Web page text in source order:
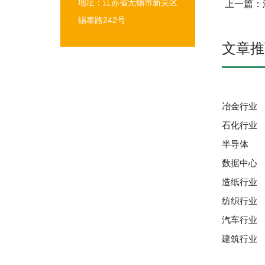
地址：江苏省无锡市新吴区
锡泰路242号
上一篇
文章
冶金行业
石化行业
半导体
数据中心
造纸行业
纺织行业
汽车行业
建筑行业